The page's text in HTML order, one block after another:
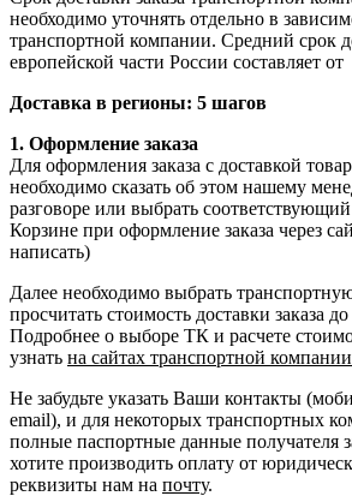
необходимо уточнять отдельно в
транспортной компании. Средний срок
европейской части России составляет
Доставка в регионы: 5 шагов
1. Оформление заказа
Для оформления заказа с доставкой
необходимо сказать об этом нашему
разговоре или выбрать
Корзине при оформление заказа через
написать)
Далее необходимо выбрать
просчитать стоимость доставки заказа
Подробнее о выборе ТК и расчете
узнать на сайтах транспортной
Не забудьте указать Ваши контакты
email), и для некоторых транспортных
полные паспортные данные получателя
хотите производить оплату от
реквизиты нам на почту.